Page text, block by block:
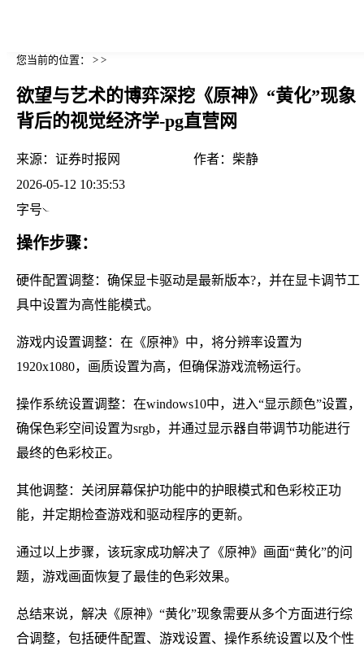
您当前的位置： > >
欲望与艺术的博弈深挖《原神》“黄化”现象
背后的视觉经济学-pg直营网
来源： 证券时报网 作者： 柴静
2026-05-12 10:35:53
字号
操作步骤：
硬件配置调整：确保显卡驱动是最新版本?，并在显卡调节工
具中设置为高性能模式。
游戏内设置调整：在《原神》中，将分辨率设置为
1920x1080，画质设置为高，但确保游戏流畅运行。
操作系统设置调整：在windows10中，进入“显示颜色”设置，
确保色彩空间设置为srgb，并通过显示器自带调节功能进行
最终的色彩校正。
其他调整：关闭屏幕保护功能中的护眼模式和色彩校正功
能，并定期检查游戏和驱动程序的更新。
通过以上步骤，该玩家成功解决了《原神》画面“黄化”的问
题，游戏画面恢复了最佳的色彩效果。
总结来说，解决《原神》“黄化”现象需要从多个方面进行综
合调整，包括硬件配置、游戏设置、操作系统设置以及个性